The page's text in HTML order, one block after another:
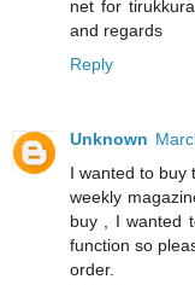
net for
and regards
Reply
Unknown
I wanted to buy
weekly
buy , I wanted
function so
order.